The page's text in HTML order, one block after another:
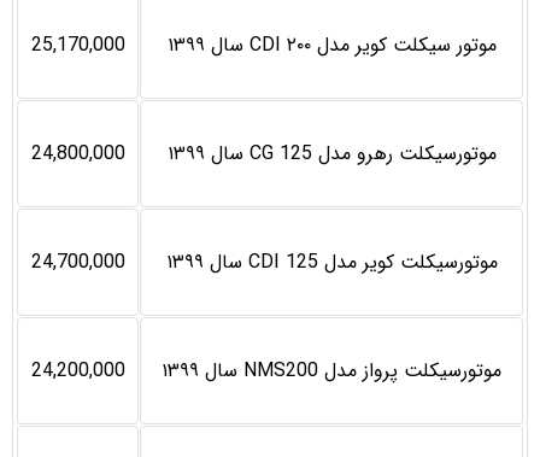
موتور سیکلت کویر مدل ۲۰۰ CDI سال ۱۳۹۹ 25,170,000
موتورسیکلت رهرو مدل CG 125 سال ۱۳۹۹ 24,800,000
موتورسیکلت کویر مدل CDI 125 سال ۱۳۹۹ 24,700,000
موتورسیکلت پرواز مدل NMS200 سال ۱۳۹۹ 24,200,000